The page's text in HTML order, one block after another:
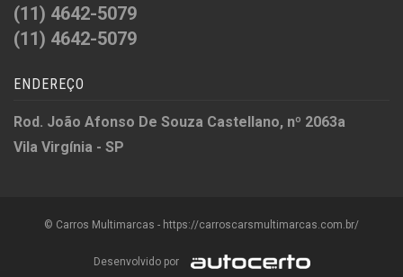
(11) 4642-5079
(11) 4642-5079
ENDEREÇO
Rod. João Afonso De Souza Castellano, nº 2063a
Vila Virgínia - SP
© Carros Multimarcas - https://carroscarsmultimarcas.com.br/
Desenvolvido por